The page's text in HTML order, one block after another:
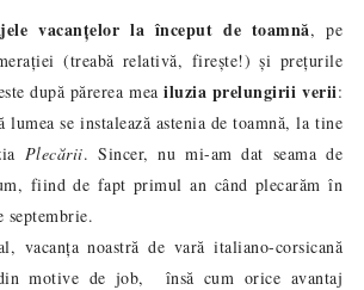
vacanțelor la început de toamnă, pe
(treabă relativă, firește!) și prețurile
după părerea meailuzia prelungirii verii:
lumea se instalează astenia de toamnă, la tine
Plecării. Sincer, nu mi-am dat seama de
fiind de fapt primul an când plecarăm în
septembrie.
vacanța noastră de vară italiano-corsicană
motive de job, însă cum orice avantaj